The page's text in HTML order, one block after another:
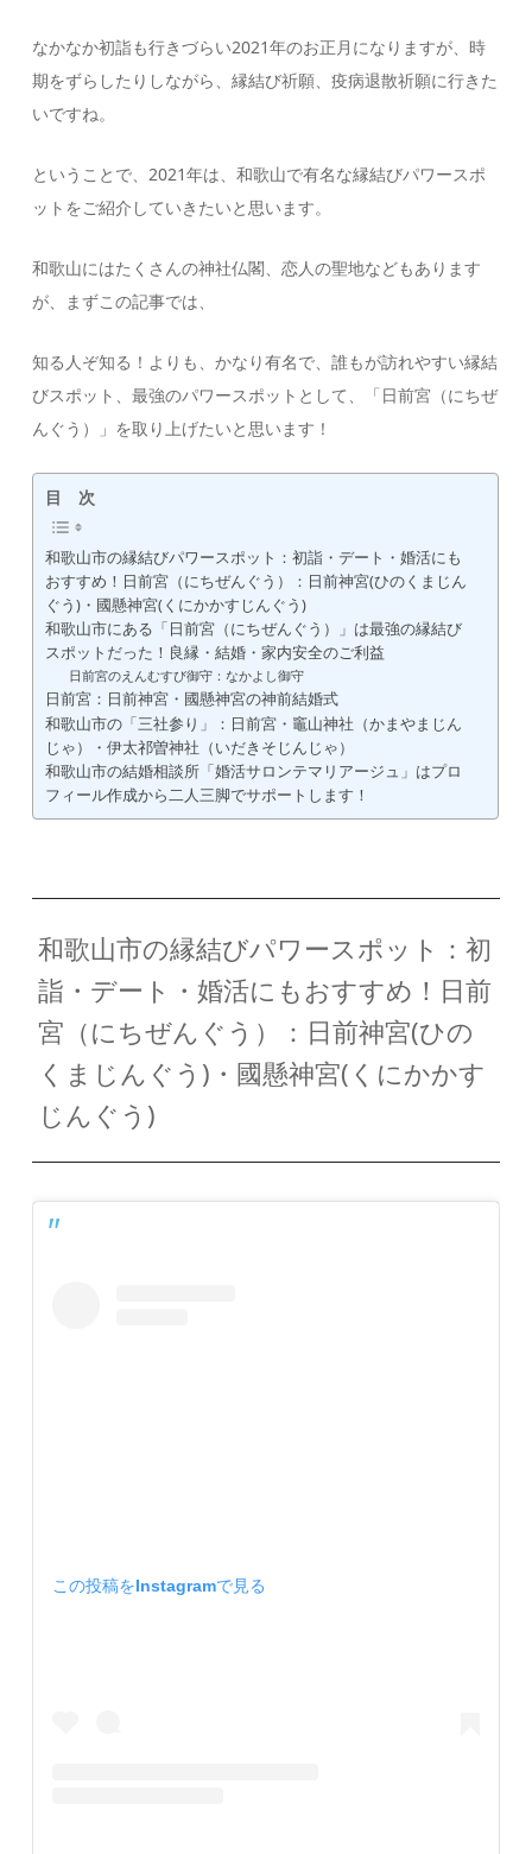
なかなか初詣も行きづらい2021年のお正月になりますが、時
期をずらしたりしながら、縁結び祈願、疫病退散祈願に行きた
いですね。
ということで、2021年は、和歌山で有名な縁結びパワースポ
ットをご紹介していきたいと思います。
和歌山にはたくさんの神社仏閣、恋人の聖地などもあります
が、まずこの記事では、
知る人ぞ知る！よりも、かなり有名で、誰もが訪れやすい縁結
びスポット、最強のパワースポットとして、「日前宮（にちぜ
んぐう）」を取り上げたいと思います！
目 次
和歌山市の縁結びパワースポット：初詣・デート・婚活にも
おすすめ！日前宮（にちぜんぐう）：日前神宮(ひのくまじん
ぐう)・國懸神宮(くにかかすじんぐう)
和歌山市にある「日前宮（にちぜんぐう）」は最強の縁結び
スポットだった！良縁・結婚・家内安全のご利益
日前宮のえんむすび御守：なかよし御守
日前宮：日前神宮・國懸神宮の神前結婚式
和歌山市の「三社参り」：日前宮・竈山神社（かまやまじん
じゃ）・伊太祁曽神社（いだきそじんじゃ）
和歌山市の結婚相談所「婚活サロンテマリアージュ」はプロ
フィール作成から二人三脚でサポートします！
和歌山市の縁結びパワースポット：初
詣・デート・婚活にもおすすめ！日前
宮（にちぜんぐう）：日前神宮(ひの
くまじんぐう)・國懸神宮(くにかかす
じんぐう)
この投稿をInstagramで見る